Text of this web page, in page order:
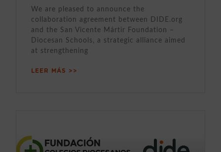
We are pleased to announce the
collaboration agreement between DIDE.org
and the San Vicente Mártir Foundation –
Diocesan Schools, a strategic alliance aimed
at strengthening
LEER MÁS >>